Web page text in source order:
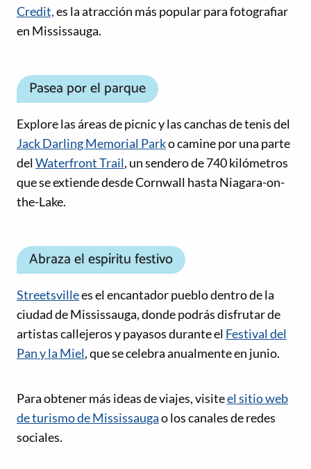
Credit,es la atracción más popular para fotografiar
en Mississauga.
Pasea por el parque
Explore las áreas de picnic y las canchas de tenis del
Jack Darling Memorial Parko camine por una parte
delWaterfront Trail, un sendero de 740 kilómetros
que se extiende desde Cornwall hasta Niagara-on-
the-Lake.
Abraza el espíritu festivo
Streetsvillees el encantador pueblo dentro de la
ciudad de Mississauga, donde podrás disfrutar de
artistas callejeros y payasos durante el Festival del
Pan y la Miel, que se celebra anualmente en junio.
Enlaces de redes sociales
Para obtener más ideas de viajes, visiteel sitio web
de turismo de Mississaugao los canales de redes
sociales.